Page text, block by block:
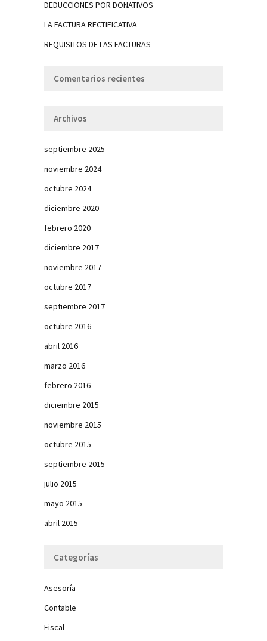
DEDUCCIONES POR DONATIVOS
LA FACTURA RECTIFICATIVA
REQUISITOS DE LAS FACTURAS
Comentarios recientes
Archivos
septiembre 2025
noviembre 2024
octubre 2024
diciembre 2020
febrero 2020
diciembre 2017
noviembre 2017
octubre 2017
septiembre 2017
octubre 2016
abril 2016
marzo 2016
febrero 2016
diciembre 2015
noviembre 2015
octubre 2015
septiembre 2015
julio 2015
mayo 2015
abril 2015
Categorías
Asesoría
Contable
Fiscal